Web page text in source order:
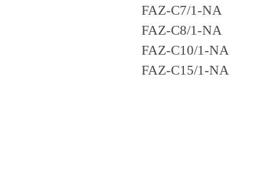
FAZ-C7/1-NA
FAZ-C8/1-NA
FAZ-C10/1-NA
FAZ-C15/1-NA